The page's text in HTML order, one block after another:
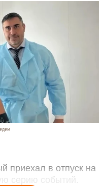
приехал в отпуск на
серию событий.